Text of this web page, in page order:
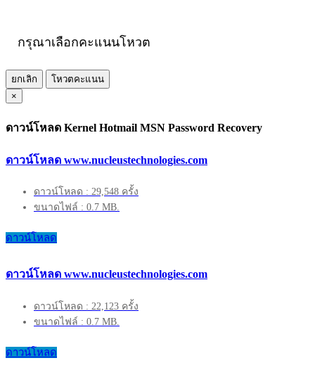
กรุณาเลือกคะแนนโหวต
ยกเลิก
โหวตคะแนน
×
ดาวน์โหลด Kernel Hotmail MSN Password Recovery
ดาวน์โหลด www.nucleustechnologies.com
ดาวน์โหลด : 29,548 ครั้ง
ขนาดไฟล์ : 0.7 MB.
ดาวน์โหลด
ดาวน์โหลด www.nucleustechnologies.com
ดาวน์โหลด : 22,123 ครั้ง
ขนาดไฟล์ : 0.7 MB.
ดาวน์โหลด